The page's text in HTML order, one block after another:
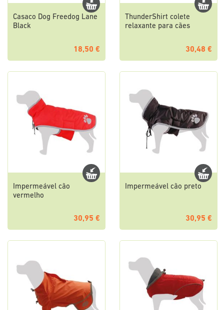
Casaco Dog Freedog Lane
Black
18,50 €
ThunderShirt colete
relaxante para cães
30,48 €
Impermeável cão
vermelho
30,95 €
Impermeável cão preto
30,95 €